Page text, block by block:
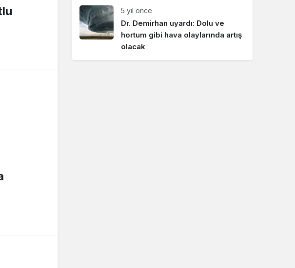
5 yıl önce
Dr. Demirhan uyardı: Dolu ve
hortum gibi hava olaylarında artış
olacak